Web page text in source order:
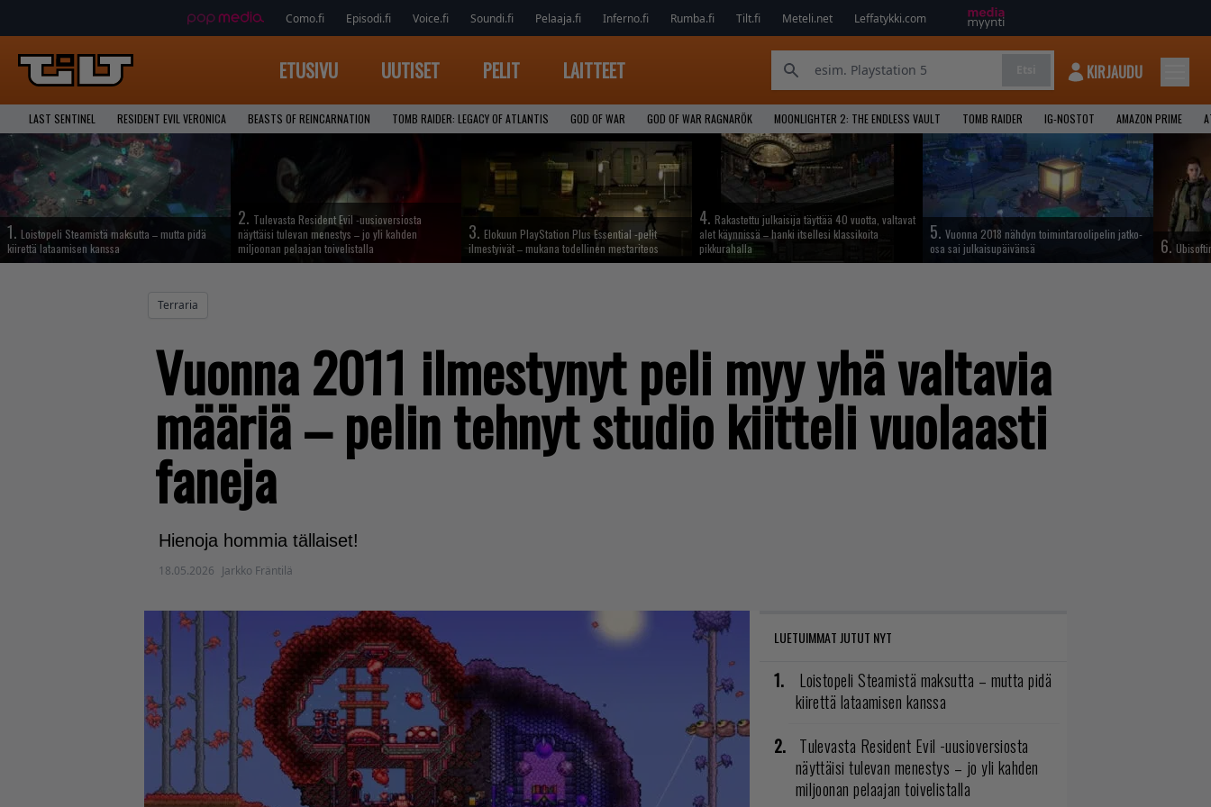
Como.fi Episodi.fi Voice.fi Soundi.fi Pelaaja.fi Inferno.fi Rumba.fi Tilt.fi Meteli.net Leffatykki.com
ETUSIVU UUTISET PELIT LAITTEET KIRJAUDU
LAST SENTINEL RESIDENT EVIL VERONICA BEASTS OF REINCARNATION TOMB RAIDER: LEGACY OF ATLANTIS GOD OF WAR GOD OF WAR RAGNARÖK MOONLIGHTER 2: THE ENDLESS VAULT TOMB RAIDER IG-NOSTOT AMAZON PRIME
1. Loistopeli Steamistä maksutta – mutta pidä
kiirettä lataamisen kanssa
2. Tulevasta Resident Evil -uusioversiosta
näyttäisi tulevan menestys – jo yli kahden
miljoonan pelaajan toivelistalla
3. Elokuun PlayStation Plus Essential -pelit
ilmestyivät – mukana todellinen mestariteos
4. Rakastettu julkaisija täyttää 40 vuotta, valtavat
alet käynnissä – hanki itsellesi klassikoita
pikkurahalla
5. Vuonna 2018 nähdyn toimintaroolipelin jatko-
osa sai julkaisupäivänsä
6.
Terraria
Vuonna 2011 ilmestynyt peli myy yhä valtavia
määriä – pelin tehnyt studio kiitteli vuolaasti
faneja
Hienoja hommia tällaiset!
18.05.2026 Jarkko Fräntilä
LUETUIMMAT JUTUT NYT
Loistopeli Steamistä maksutta – mutta pidä
kiirettä lataamisen kanssa
Tulevasta Resident Evil -uusioversiosta
näyttäisi tulevan menestys – jo yli kahden
miljoonan pelaajan toivelistalla